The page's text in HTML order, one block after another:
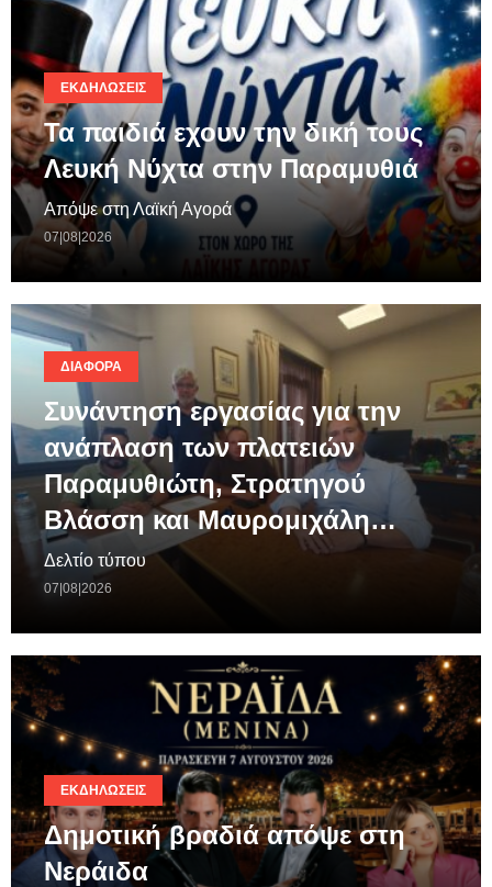
ΕΚΔΗΛΏΣΕΙΣ
Τα παιδιά εχουν την δική τους
Λευκή Νύχτα στην Παραμυθιά
Απόψε στη Λαϊκή Αγορά
07|08|2026
ΔΙΆΦΟΡΑ
Συνάντηση εργασίας για την
ανάπλαση των πλατειών
Παραμυθιώτη, Στρατηγού
Βλάσση και Μαυρομιχάλη…
Δελτίο τύπου
07|08|2026
ΕΚΔΗΛΏΣΕΙΣ
Δημοτική βραδιά απόψε στη
Νεράιδα